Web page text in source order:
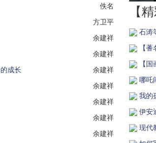
佚名
方卫平
余建祥
余建祥
成长
余建祥
余建祥
余建祥
余建祥
余建祥
【
石涛
【
【
哪吒
我的
伊安
现代